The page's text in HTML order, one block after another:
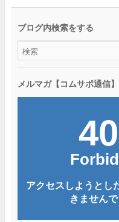
ブログ内検索をする
メルマガ【コムサポ通信